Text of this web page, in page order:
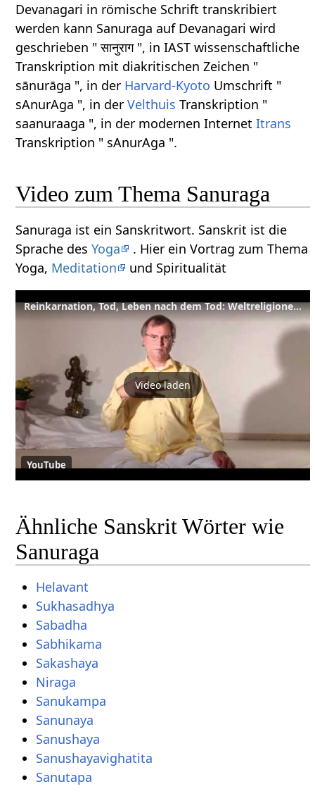
Devanagari in römische Schrift transkribiert
werden kann Sanuraga auf Devanagari wird
geschrieben " सानुराग ", in IAST wissenschaftliche
Transkription mit diakritischen Zeichen "
sānurāga ", in der Harvard-Kyoto Umschrift "
sAnurAga ", in derVelthuis Transkription "
saanuraaga ", in der modernen InternetItrans
Transkription " sAnurAga ".
Video zum Thema Sanuraga
Sanuraga ist ein Sanskritwort. Sanskrit ist die
Sprache desYoga
. Hier ein Vortrag zum Thema
Yoga, Meditation und Spiritualität
Reinkarnation, Tod, Leben nach dem Tod: Weltreligionen und Kulturen
Video laden
YouTube
Ähnliche Sanskrit Wörter wie
Sanuraga
Helavant
Sukhasadhya
Sabadha
Sabhikama
Sakashaya
Niraga
Sanukampa
Sanunaya
Sanushaya
Sanushayavighatita
Sanutapa